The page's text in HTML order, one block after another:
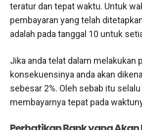
teratur dan tepat waktu. Untuk
pembayaran yang telah
adalah pada tanggal 10 untuk
Jika anda telat dalam melakukan
konsekuensinya anda akan
sebesar 2%. Oleh sebab itu
membayarnya tepat pada